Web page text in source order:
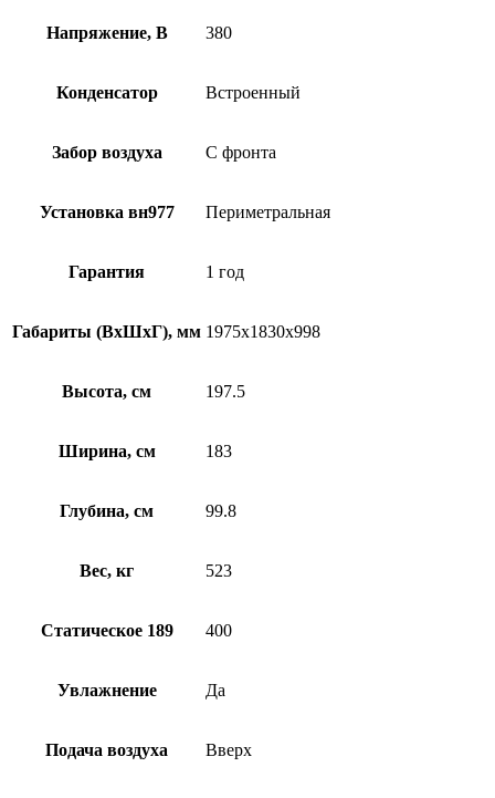
Напряжение, В 380
Конденсатор Встроенный
Забор воздуха С фронта
Установка вн977 Периметральная
Гарантия 1 год
Габариты (ВхШхГ), мм 1975х1830х998
Высота, см 197.5
Ширина, см 183
Глубина, см 99.8
Вес, кг 523
Статическое 189 400
Увлажнение Да
Подача воздуха Вверх